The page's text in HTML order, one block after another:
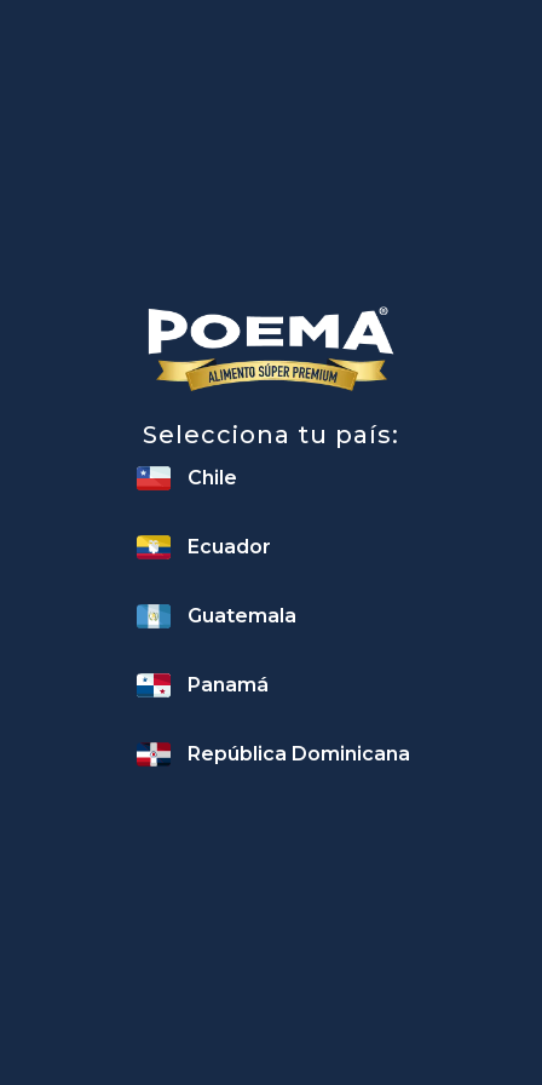
Selecciona tu país:
Chile
Ecuador
Guatemala
Panamá
República Dominicana